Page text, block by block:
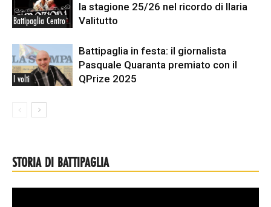
Battipaglia Centro
la stagione 25/26 nel ricordo di Ilaria
Valitutto
I volti
Battipaglia in festa: il giornalista
Pasquale Quaranta premiato con il
QPrize 2025
STORIA DI BATTIPAGLIA